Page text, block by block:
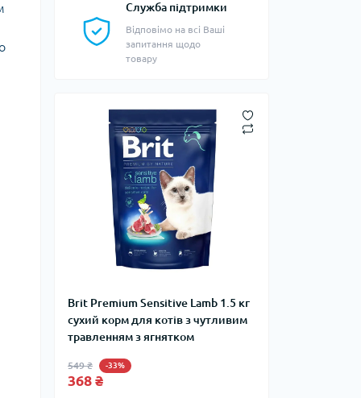
Служба підтримки
Відповімо на всі Ваші
запитання щодо
товару
Brit Premium Sensitive Lamb 1.5 кг
сухий корм для котів з чутливим
травленням з ягнятком
549 ₴ -33%
368 ₴